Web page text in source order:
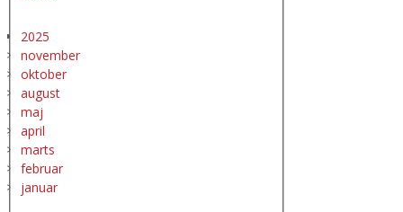
2025
november
oktober
august
maj
april
marts
februar
januar